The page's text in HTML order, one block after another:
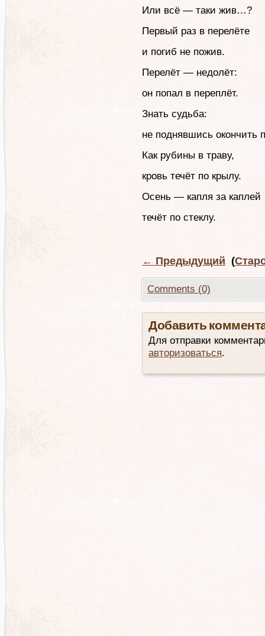
Или всё — таки жив…?
Первый раз в перелёте
и погиб не пожив.
Перелёт — недолёт:
он попал в переплёт.
Знать судьба:
не поднявшись окончить
Как рубины в траву,
кровь течёт по крылу.
Осень — капля за каплей
течёт по стеклу.
← Предыдущий (
Comments (0)
Добавить
Для отправки
авторизоваться.